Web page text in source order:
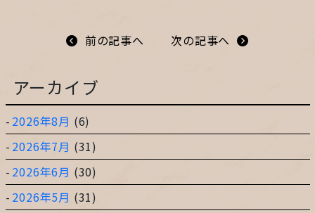
前の記事へ 次の記事へ
アーカイブ
2026年8月 (6)
2026年7月 (31)
2026年6月 (30)
2026年5月 (31)